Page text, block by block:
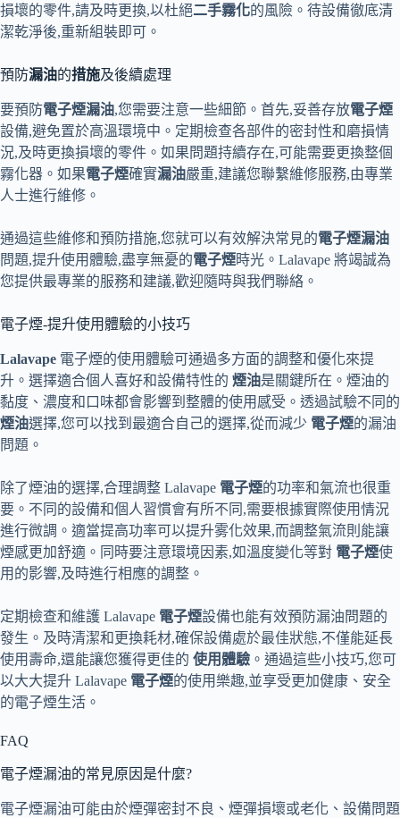
損壞的零件,請及時更換,以杜絕二手霧化的風險。待設備徹底清
潔乾淨後,重新組裝即可。
預防漏油的措施及後續處理
要預防電子煙漏油,您需要注意一些細節。首先,妥善存放電子煙
設備,避免置於高溫環境中。定期檢查各部件的密封性和磨損情
況,及時更換損壞的零件。如果問題持續存在,可能需要更換整個
霧化器。如果電子煙確實漏油嚴重,建議您聯繫維修服務,由專業
人士進行維修。
通過這些維修和預防措施,您就可以有效解決常見的電子煙漏油
問題,提升使用體驗,盡享無憂的電子煙時光。Lalavape 將竭誠為
您提供最專業的服務和建議,歡迎隨時與我們聯絡。
電子煙-提升使用體驗的小技巧
Lalavape 電子煙的使用體驗可通過多方面的調整和優化來提
升。選擇適合個人喜好和設備特性的 煙油是關鍵所在。煙油的
黏度、濃度和口味都會影響到整體的使用感受。透過試驗不同的
煙油選擇,您可以找到最適合自己的選擇,從而減少 電子煙的漏油
問題。
除了煙油的選擇,合理調整 Lalavape 電子煙的功率和氣流也很重
要。不同的設備和個人習慣會有所不同,需要根據實際使用情況
進行微調。適當提高功率可以提升雾化效果,而調整氣流則能讓
煙感更加舒適。同時要注意環境因素,如溫度變化等對 電子煙使
用的影響,及時進行相應的調整。
定期檢查和維護 Lalavape 電子煙設備也能有效預防漏油問題的
發生。及時清潔和更換耗材,確保設備處於最佳狀態,不僅能延長
使用壽命,還能讓您獲得更佳的 使用體驗 。通過這些小技巧,您可
以大大提升 Lalavape 電子煙的使用樂趣,並享受更加健康、安全
的電子煙生活。
FAQ
電子煙漏油的常見原因是什麼?
電子煙漏油可能由於煙彈密封不良、煙彈損壞或老化、設備問題